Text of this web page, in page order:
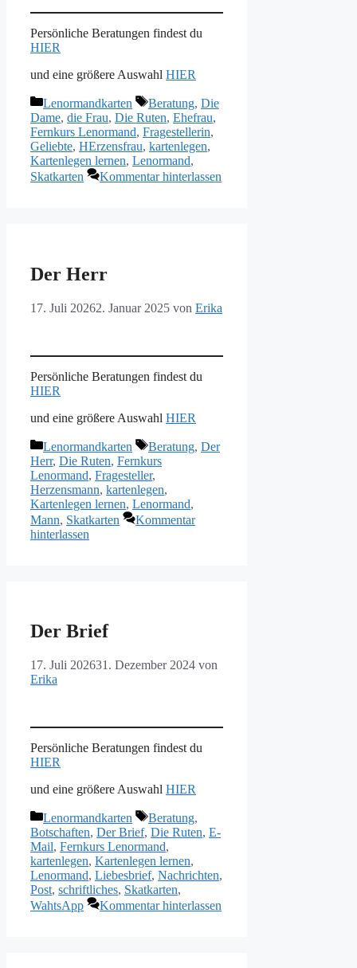
Persönliche Beratungen findest du
HIER
und eine größere Auswahl HIER
Kategorien
Lenormandkarten Schlagwörter
Beratung, Die
Dame, die Frau, Die Ruten, Ehefrau,
Fernkurs Lenormand, Fragestellerin,
Geliebte, HErzensfrau, kartenlegen,
Kartenlegen lernen, Lenormand,
Skatkarten
Kommentar hinterlassen
Der Herr
17. Juli 20262. Januar 2025 von Erika
Persönliche Beratungen findest du
HIER
und eine größere Auswahl HIER
Kategorien
Lenormandkarten Schlagwörter
Beratung, Der
Herr, Die Ruten, Fernkurs
Lenormand, Fragesteller,
Herzensmann, kartenlegen,
Kartenlegen lernen, Lenormand,
Mann, Skatkarten
Kommentar
hinterlassen
Der Brief
17. Juli 202631. Dezember 2024 von
Erika
Persönliche Beratungen findest du
HIER
und eine größere Auswahl HIER
Kategorien
Lenormandkarten Schlagwörter
Beratung,
Botschaften, Der Brief, Die Ruten, E-
Mail, Fernkurs Lenormand,
kartenlegen, Kartenlegen lernen,
Lenormand, Liebesbrief, Nachrichten,
Post, schriftliches, Skatkarten,
WahtsApp
Kommentar hinterlassen